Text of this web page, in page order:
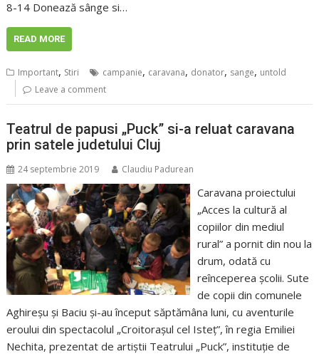
8-14 Donează sânge si…
READ MORE
Important, Stiri campanie, caravana, donator, sange, untold
Leave a comment
Teatrul de papusi „Puck” si-a reluat caravana
prin satele judetului Cluj
24 septembrie 2019 Claudiu Padurean
Caravana proiectului
„Acces la cultură al
copiilor din mediul
rural” a pornit din nou la
drum, odată cu
reînceperea şcolii. Sute
de copii din comunele
Aghireşu şi Baciu şi-au început săptămâna luni, cu aventurile
eroului din spectacolul „Croitoraşul cel Isteţ”, în regia Emiliei
Nechita, prezentat de artiştii Teatrului „Puck”, instituţie de